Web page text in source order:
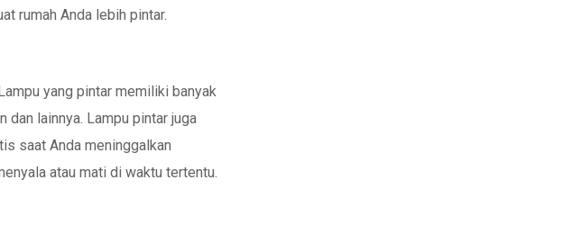
rumah Anda lebih pintar.
yang pintar memiliki banyak
dan lainnya. Lampu pintar juga
saat Anda meninggalkan
atau mati di waktu tertentu.